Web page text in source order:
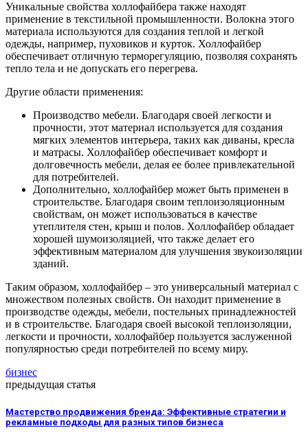
Уникальные свойства холлофайбера также находят
применение в текстильной промышленности. Волокна этого
материала используются для создания теплой и легкой
одежды, например, пуховиков и курток. Холлофайбер
обеспечивает отличную терморегуляцию, позволяя сохранять
тепло тела и не допускать его перегрева.
Другие области применения:
Производство мебели. Благодаря своей легкости и
прочности, этот материал используется для создания
мягких элементов интерьера, таких как диваны, кресла
и матрасы. Холлофайбер обеспечивает комфорт и
долговечность мебели, делая ее более привлекательной
для потребителей.
Дополнительно, холлофайбер может быть применен в
строительстве. Благодаря своим теплоизоляционным
свойствам, он может использоваться в качестве
утеплителя стен, крыш и полов. Холлофайбер обладает
хорошей шумоизоляцией, что также делает его
эффективным материалом для улучшения звукоизоляции
зданий.
Таким образом, холлофайбер – это универсальный материал с
множеством полезных свойств. Он находит применение в
производстве одежды, мебели, постельных принадлежностей
и в строительстве. Благодаря своей высокой теплоизоляции,
легкости и прочности, холлофайбер пользуется заслуженной
популярностью среди потребителей по всему миру.
бизнес
предыдущая статья
Мастерство продвижения бренда: Эффективные стратегии и
рекламные подходы для разных типов бизнеса